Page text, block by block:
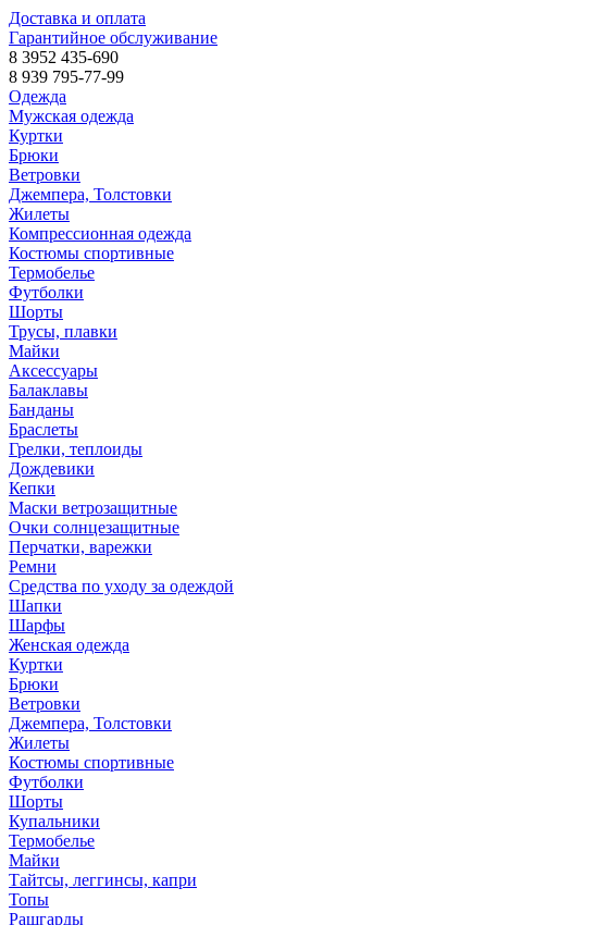
Доставка и оплата
Гарантийное обслуживание
8 3952 435-690
8 939 795-77-99
Одежда
Мужская одежда
Куртки
Брюки
Ветровки
Джемпера, Толстовки
Жилеты
Компрессионная одежда
Костюмы спортивные
Термобелье
Футболки
Шорты
Трусы, плавки
Майки
Аксессуары
Балаклавы
Банданы
Браслеты
Грелки, теплоиды
Дождевики
Кепки
Маски ветрозащитные
Очки солнцезащитные
Перчатки, варежки
Ремни
Средства по уходу за одеждой
Шапки
Шарфы
Женская одежда
Куртки
Брюки
Ветровки
Джемпера, Толстовки
Жилеты
Костюмы спортивные
Футболки
Шорты
Купальники
Термобелье
Майки
Тайтсы, леггинсы, капри
Топы
Рашгарды